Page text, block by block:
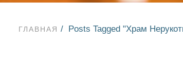
ГЛАВНАЯ Posts Tagged "Храм